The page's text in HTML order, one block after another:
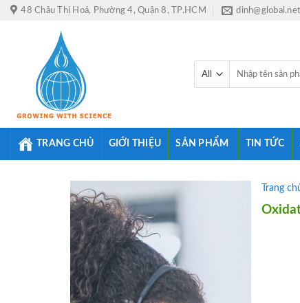
Skip 48 Châu Thị Hoá, Phường 4, Quận 8, TP.HCM
kiếm:
TRANG CHỦ GIỚI THIỆU SẢN PHẨM TIN TỨC
Trang